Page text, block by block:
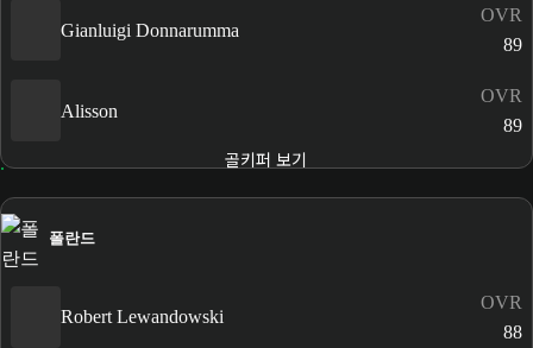
Gianluigi Donnarumma
OVR
89
Alisson
OVR
89
골키퍼 보기
폴란드
Robert Lewandowski
OVR
88